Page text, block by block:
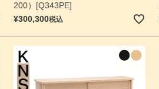
200）[Q343PE]
¥300,300税込